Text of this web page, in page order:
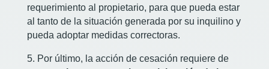
requerimiento al propietario, para que pueda estar
al tanto de la situación generada por su inquilino y
pueda adoptar medidas correctoras.
5. Por último, la acción de cesación requiere de